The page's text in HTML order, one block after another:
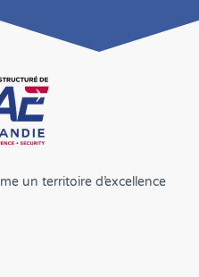
un territoire d’excellence